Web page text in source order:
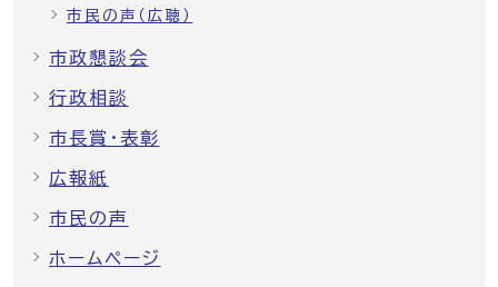
市民の声（広聴）
市政懇談会
行政相談
市長賞・表彰
広報紙
市民の声
ホームページ